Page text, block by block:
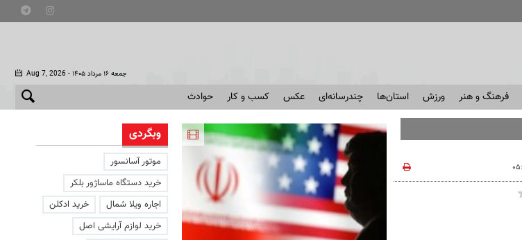
Aug 7, 2026 - جمعه ۱۶ مرداد ۱۴۰۵
فرهنگ و هنر ورزش استان‌ها چندرسانه‌ای عکس کسب و کار حوادث
وبگردی
موتور آسانسور
خرید دستگاه ماساژور بلکر
اجاره ویلا شمال
خرید ادکلن
خرید لوازم آرایشی اصل